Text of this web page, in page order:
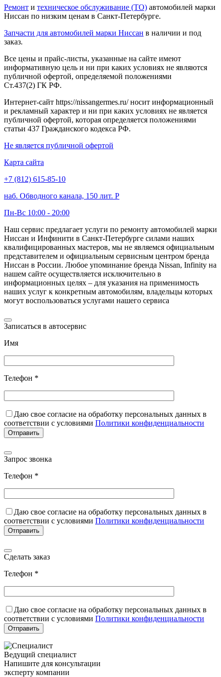
Ремонт и техническое обслуживание (ТО) автомобилей марки
Ниссан по низким ценам в Санкт-Петербурге.
Запчасти для автомобилей марки Ниссан в наличии и под
заказ.
Все цены и прайс-листы, указанные на сайте имеют
информативную цель и ни при каких условиях не являются
публичной офертой, определяемой положениями
Ст.437(2) ГК РФ.
Интернет-сайт https://nissangermes.ru/ носит информационный
и рекламный характер и ни при каких условиях не является
публичной офертой, которая определяется положениями
статьи 437 Гражданского кодекса РФ.
Не является публичной офертой
Карта сайта
+7 (812) 615-85-10
наб. Обводного канала, 150 лит. Р
Пн-Вс 10:00 - 20:00
Наш сервис предлагает услуги по ремонту автомобилей марки
Ниссан и Инфинити в Санкт-Петербурге силами наших
квалифицированных мастеров, мы не являемся официальным
представителем и официальным сервисным центром бренда
Ниссан в России. Любое упоминание бренда Nissan, Infinity на
нашем сайте осуществляется исключительно в
информационных целях – для указания на применимость
наших услуг к конкретным автомобилям, владельцы которых
могут воспользоваться услугами нашего сервиса
Записаться в автосервис
Имя
Телефон *
Даю свое согласие на обработку персональных данных в
соответствии с условиями Политики конфиденциальности
Запрос звонка
Телефон *
Даю свое согласие на обработку персональных данных в
соответствии с условиями Политики конфиденциальности
Сделать заказ
Телефон *
Даю свое согласие на обработку персональных данных в
соответствии с условиями Политики конфиденциальности
Ведущий специалист
Напишите для консультации
эксперту компании